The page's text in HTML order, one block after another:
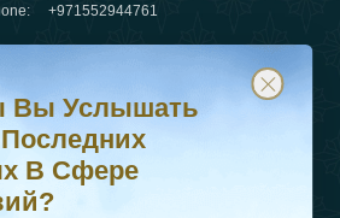
+971552944761
Нет :+442034682356
+971552944761
больше о последних
рассылку и будьте в курсе
Вы Услышать
В Сфере